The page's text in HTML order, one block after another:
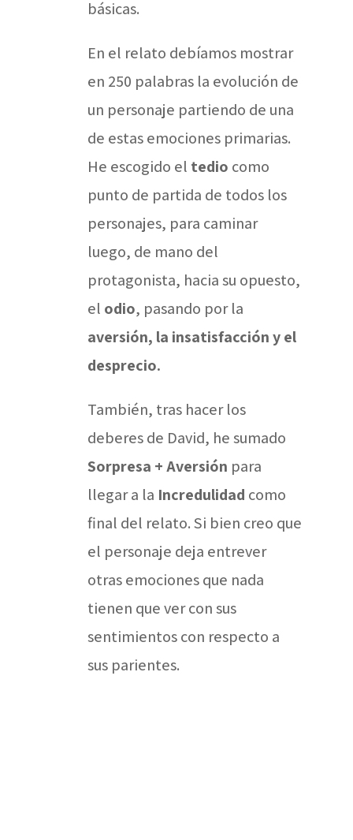
básicas.
En el relato debíamos mostrar
en 250 palabras la evolución de
un personaje partiendo de una
de estas emociones primarias.
He escogido el tedio como
punto de partida de todos los
personajes, para caminar
luego, de mano del
protagonista, hacia su opuesto,
el odio, pasando por la
aversión, la insatisfacción y el
desprecio.
También, tras hacer los
deberes de David, he sumado
Sorpresa + Aversión para
llegar a la Incredulidad como
final del relato. Si bien creo que
el personaje deja entrever
otras emociones que nada
tienen que ver con sus
sentimientos con respecto a
sus parientes.